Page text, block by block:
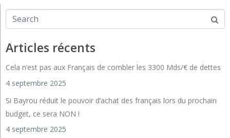
Articles récents
Cela n’est pas aux Français de combler les 3300 Mds/€ de dettes
4 septembre 2025
Si Bayrou réduit le pouvoir d’achat des français lors du prochain
budget, ce sera NON !
4 septembre 2025